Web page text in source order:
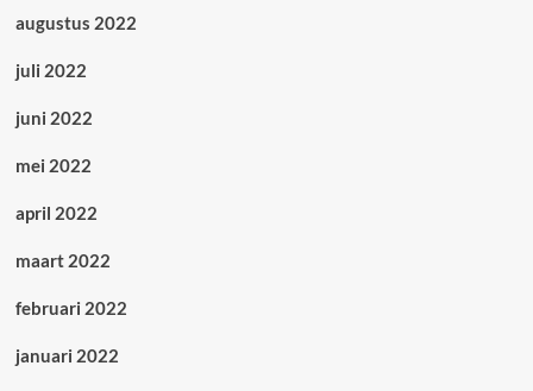
augustus 2022
juli 2022
juni 2022
mei 2022
april 2022
maart 2022
februari 2022
januari 2022